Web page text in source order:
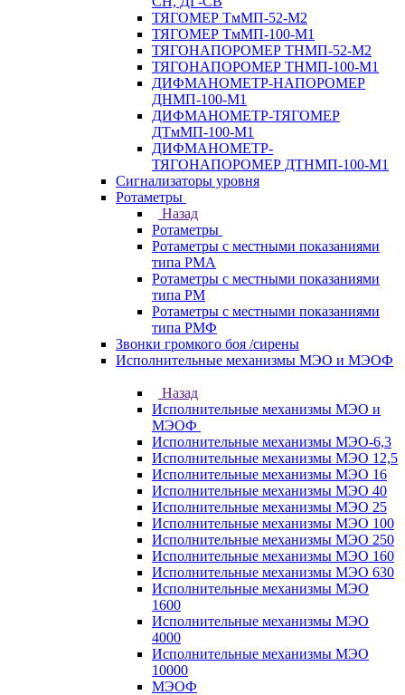
ТЯГОМЕР ТмМП-52-М2
ТЯГОМЕР ТмМП-100-М1
ТЯГОНАПОРОМЕР ТНМП-52-М2
ТЯГОНАПОРОМЕР ТНМП-100-М1
ДИФМАНОМЕТР-НАПОРОМЕР
ДНМП-100-М1
ДИФМАНОМЕТР-ТЯГОМЕР
ДТмМП-100-М1
ДИФМАНОМЕТР-
ТЯГОНАПОРОМЕР ДТНМП-100-М1
Сигнализаторы уровня
Ротаметры
Назад
Ротаметры
Ротаметры с местными показаниями
типа РМА
Ротаметры с местными показаниями
типа РМ
Ротаметры с местными показаниями
типа РМФ
Звонки громкого боя /сирены
Исполнительные механизмы МЭО и МЭОФ
Назад
Исполнительные механизмы МЭО и
МЭОФ
Исполнительные механизмы МЭО-6,3
Исполнительные механизмы МЭО 12,5
Исполнительные механизмы МЭО 16
Исполнительные механизмы МЭО 40
Исполнительные механизмы МЭО 25
Исполнительные механизмы МЭО 100
Исполнительные механизмы МЭО 250
Исполнительные механизмы МЭО 160
Исполнительные механизмы МЭО 630
Исполнительные механизмы МЭО
1600
Исполнительные механизмы МЭО
4000
Исполнительные механизмы МЭО
10000
МЭОФ